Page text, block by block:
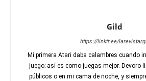
Gild
https://linktr.ee/
Mi primera Atari daba calambres cuando
juego; así es como juegas mejor. Devoro
públicos o en mi cama de noche, y